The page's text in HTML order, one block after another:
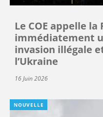
Le COE appelle
immédiatement
invasion illégale
l’Ukraine
16 Juin 2026
NOUVELLE